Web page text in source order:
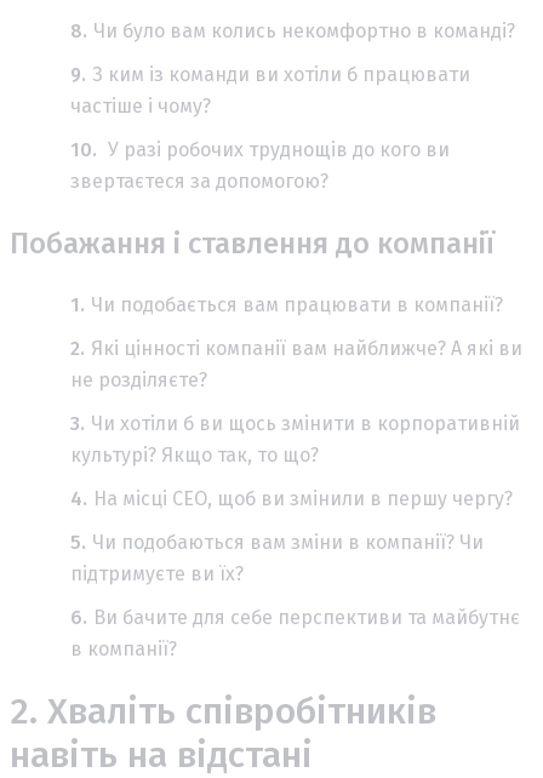
Чи було вам колись некомфортно в команді?
З ким із команди ви хотіли б працювати
частіше і чому?
У разі робочих труднощів до кого ви
звертаєтеся за допомогою?
Побажання і ставлення до компанії
Чи подобається вам працювати в компанії?
Які цінності компанії вам найближче? А які ви
не розділяєте?
Чи хотіли б ви щось змінити в корпоративній
культурі? Якщо так, то що?
На місці CEO, щоб ви змінили в першу чергу?
Чи подобаються вам зміни в компанії? Чи
підтримуєте ви їх?
Ви бачите для себе перспективи та майбутнє
в компанії?
2. Хваліть співробітників
навіть на відстані